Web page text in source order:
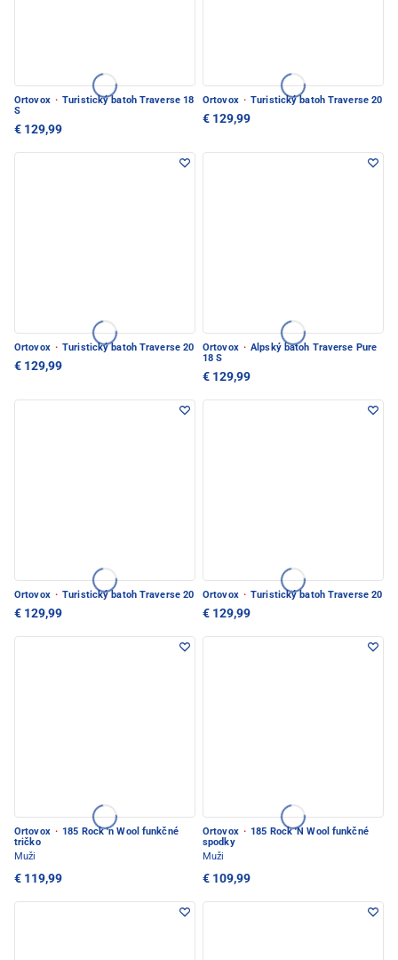
Ortovox · Turistický batoh Traverse 18
S
€ 129,99
Ortovox · Turistický batoh Traverse 20
€ 129,99
Ortovox · Turistický batoh Traverse 20
€ 129,99
Ortovox · Alpský batoh Traverse Pure
18 S
€ 129,99
Ortovox · Turistický batoh Traverse 20
€ 129,99
Ortovox · Turistický batoh Traverse 20
€ 129,99
Ortovox · 185 Rock 'n Wool funkčné
tričko
Muži
€ 119,99
Ortovox · 185 Rock 'N Wool funkčné
spodky
Muži
€ 109,99